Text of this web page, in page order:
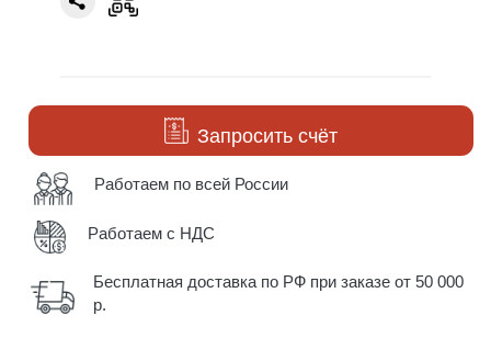
Запросить счёт
Работаем по всей России
Работаем с НДС
Бесплатная доставка по РФ при заказе от 50 000
р.